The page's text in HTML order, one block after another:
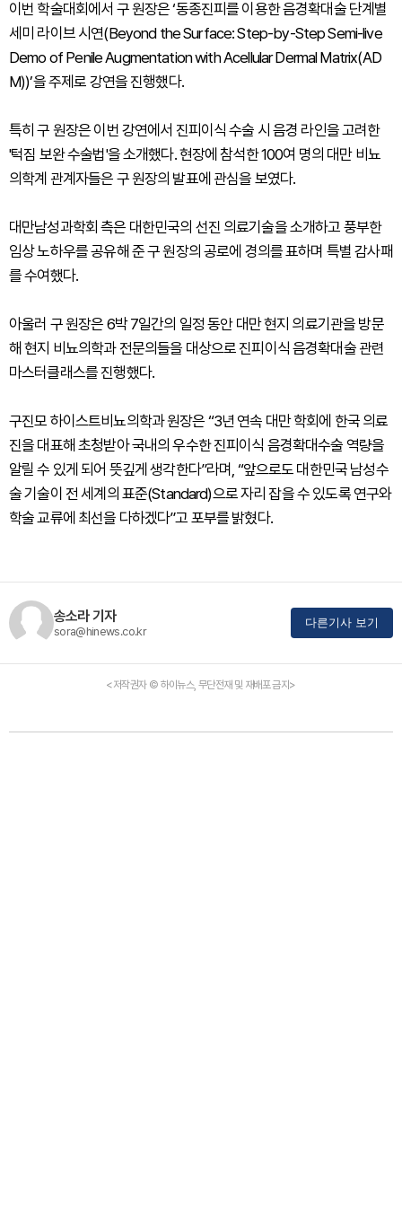
이번 학술대회에서 구 원장은 ‘동종진피를 이용한 음경확대술 단계별
세미 라이브 시연(Beyond the Surface: Step-by-Step Semi-live
Demo of Penile Augmentation with Acellular Dermal Matrix(AD
M))’을 주제로 강연을 진행했다.
특히 구 원장은 이번 강연에서 진피이식 수술 시 음경 라인을 고려한
'턱짐 보완 수술법'을 소개했다. 현장에 참석한 100여 명의 대만 비뇨
의학계 관계자들은 구 원장의 발표에 관심을 보였다.
대만남성과학회 측은 대한민국의 선진 의료기술을 소개하고 풍부한
임상 노하우를 공유해 준 구 원장의 공로에 경의를 표하며 특별 감사패
를 수여했다.
아울러 구 원장은 6박 7일간의 일정 동안 대만 현지 의료기관을 방문
해 현지 비뇨의학과 전문의들을 대상으로 진피이식 음경확대술 관련
마스터클래스를 진행했다.
구진모 하이스트비뇨의학과 원장은 “3년 연속 대만 학회에 한국 의료
진을 대표해 초청받아 국내의 우수한 진피이식 음경확대수술 역량을
알릴 수 있게 되어 뜻깊게 생각한다”라며, “앞으로도 대한민국 남성수
술 기술이 전 세계의 표준(Standard)으로 자리 잡을 수 있도록 연구와
학술 교류에 최선을 다하겠다”고 포부를 밝혔다.
송소라 기자
sora@hinews.co.kr
다른기사 보기
<저작권자 © 하이뉴스, 무단전재 및 재배포 금지>